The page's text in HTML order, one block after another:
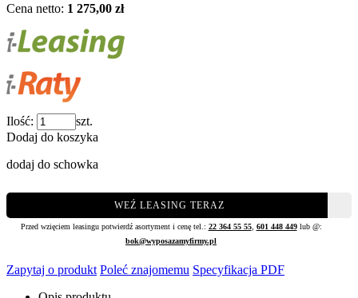
Cena netto: 1 275,00 zł
Ilość:
szt.
Dodaj do koszyka
dodaj do schowka
WEŹ LEASING TERAZ
Przed wzięciem leasingu potwierdź asortyment i cenę tel.: 22 364 55 55, 601 448 449lub @:
bok@wyposazamyfirmy.pl
Zapytaj o produkt Poleć znajomemu Specyfikacja PDF